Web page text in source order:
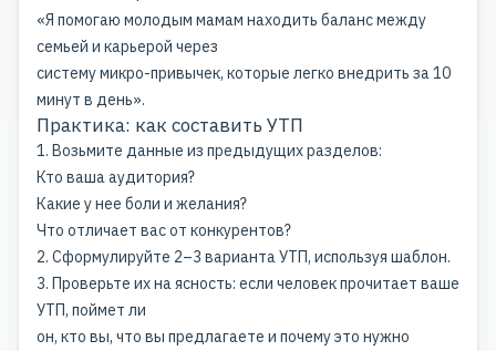
«Я помогаю молодым мамам находить баланс между
семьей и карьерой через
систему микро-привычек, которые легко внедрить за 10
минут в день».
Практика: как составить УТП
1. Возьмите данные из предыдущих разделов:
Кто ваша аудитория?
Какие у нее боли и желания?
Что отличает вас от конкурентов?
2. Сформулируйте 2–3 варианта УТП, используя шаблон.
3. Проверьте их на ясность: если человек прочитает ваше
УТП, поймет ли
он, кто вы, что вы предлагаете и почему это нужно